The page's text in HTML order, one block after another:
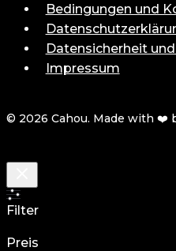
Bedingungen und
Datensicherheit
Impressum
© 2026 Cahou. Made with ❤️
Filter
Preis